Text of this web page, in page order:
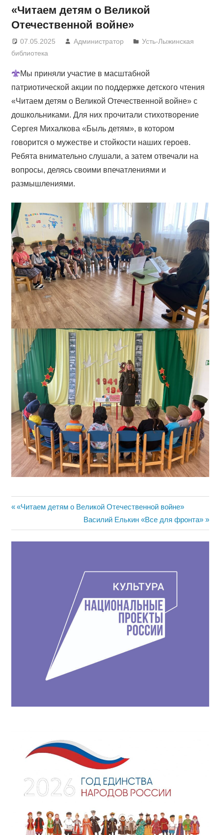
«Читаем детям о Великой
Отечественной войне»
07.05.2025 Администратор
Усть-Лыжинская
библиотека
Мы приняли участие в масштабной
патриотической акции по поддержке детского чтения
«Читаем детям о Великой Отечественной войне» с
дошкольниками. Для них прочитали стихотворение
Сергея Михалкова «Быль детям», в котором
говорится о мужестве и стойкости наших героев.
Ребята внимательно слушали, а затем отвечали на
вопросы, делясь своими впечатлениями и
размышлениями.
Навигация
по
Предыдущая
«Читаем детям о Великой Отечественной войне»
Следующая
запись:
Василий Елькин «Все для фронта»